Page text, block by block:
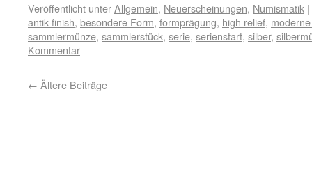
Veröffentlicht unterAllgemein, Neuerscheinungen, Numismatik |
antik-finish, besondere Form, formprägung, high relief,
sammlermünze, sammlerstück, serie, serienstart, silber,
Kommentar
← Ältere Beiträge